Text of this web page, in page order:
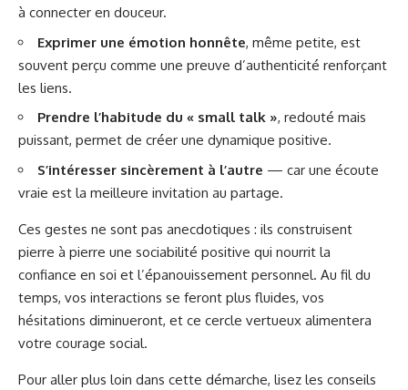
à connecter en douceur.
Exprimer une émotion honnête, même petite, est
souvent perçu comme une preuve d’authenticité renforçant
les liens.
Prendre l’habitude du « small talk », redouté mais
puissant, permet de créer une dynamique positive.
S’intéresser sincèrement à l’autre — car une écoute
vraie est la meilleure invitation au partage.
Ces gestes ne sont pas anecdotiques : ils construisent
pierre à pierre une sociabilité positive qui nourrit la
confiance en soi et l’épanouissement personnel. Au fil du
temps, vos interactions se feront plus fluides, vos
hésitations diminueront, et ce cercle vertueux alimentera
votre courage social.
Pour aller plus loin dans cette démarche, lisez les conseils